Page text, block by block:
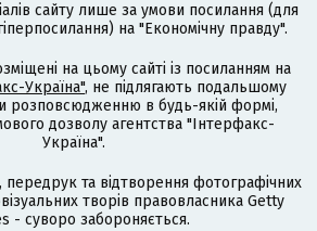
сайту лише за умови посилання (для
на "Економічну правду".
на цьому сайті із посиланням на
Україна", не підлягають подальшому
розповсюдженню в будь-якій формі,
дозволу агентства "Інтерфакс-
Україна".
та відтворення фотографічних
творів правовласника Getty
- суворо забороняється.